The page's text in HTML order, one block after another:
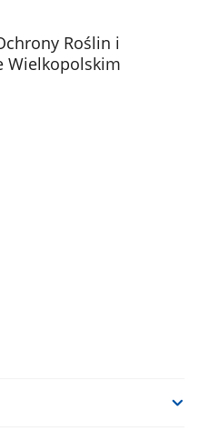
Roślin i
Wielkopolskim